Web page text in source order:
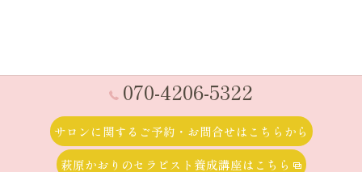
070-4206-5322
サロンに関するご予約・お問合せはこちらから
萩原かおりのセラピスト養成講座はこちら
© 2026 草加で整体なら産前産後ケア専門 かおりビューティサロン ALL